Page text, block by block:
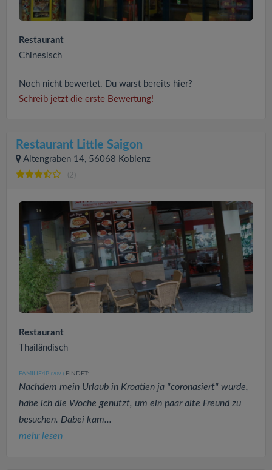
Restaurant
Chinesisch
Noch nicht bewertet. Du warst bereits hier?
Schreib jetzt die erste Bewertung!
Restaurant Little Saigon
Altengraben 14, 56068 Koblenz
(2)
Restaurant
Thailändisch
FAMILIE4P (209 ) FINDET:
Nachdem mein Urlaub in Kroatien ja "coronasiert" wurde,
habe ich die Woche genutzt, um ein paar alte Freund zu
besuchen. Dabei kam...
mehr lesen